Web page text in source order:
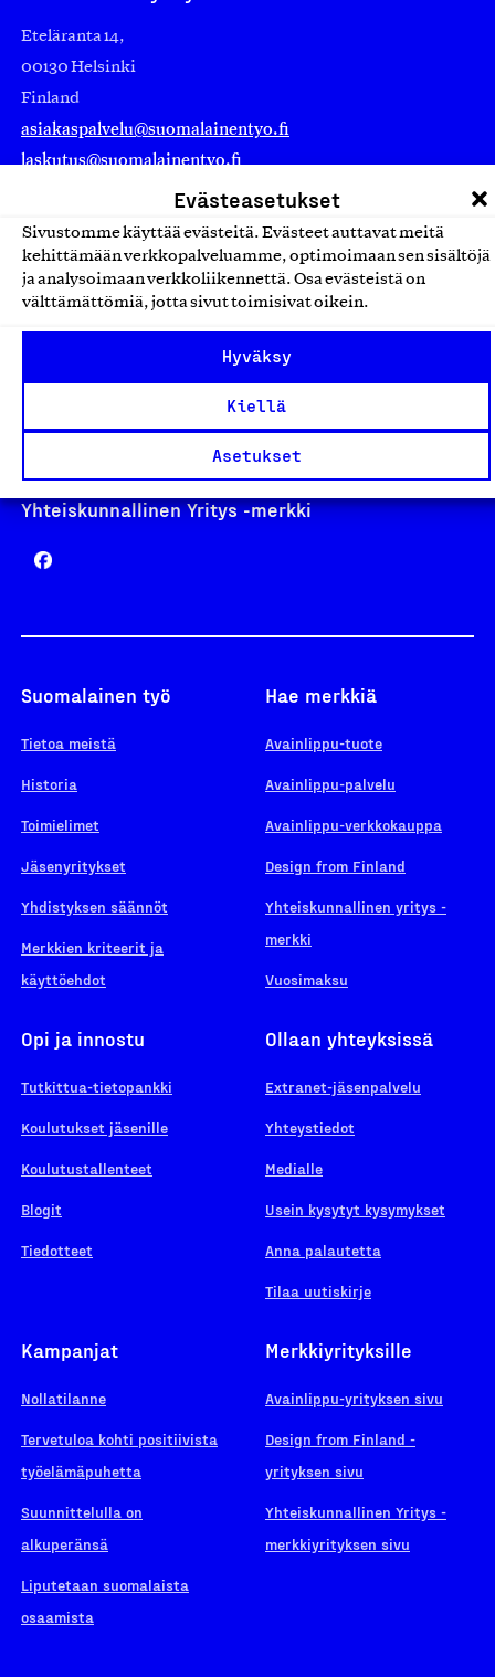
Evästeasetukset
Sivustomme käyttää evästeitä. Evästeet auttavat meitä
kehittämään verkkopalveluamme, optimoimaan sen sisältöjä
ja analysoimaan verkkoliikennettä. Osa evästeistä on
välttämättömiä, jotta sivut toimisivat oikein.
Hyväksy
Kiellä
Asetukset
Eteläranta 14,
00130 Helsinki
Finland
asiakaspalvelu@suomalainentyo.fi
laskutus@suomalainentyo.fi
Avainlippu
Yhteiskunnallinen Yritys -merkki
Suomalainen työ
Tietoa meistä
Historia
Toimielimet
Jäsenyritykset
Yhdistyksen säännöt
Merkkien kriteerit ja
käyttöehdot
Hae merkkiä
Avainlippu-tuote
Avainlippu-palvelu
Avainlippu-verkkokauppa
Design from Finland
Yhteiskunnallinen yritys -
merkki
Vuosimaksu
Opi ja innostu
Tutkittua-tietopankki
Koulutukset jäsenille
Koulutustallenteet
Blogit
Tiedotteet
Ollaan yhteyksissä
Extranet-jäsenpalvelu
Yhteystiedot
Medialle
Usein kysytyt kysymykset
Anna palautetta
Tilaa uutiskirje
Kampanjat
Nollatilanne
Tervetuloa kohti positiivista
työelämäpuhetta
Suunnittelulla on
alkuperänsä
Liputetaan suomalaista
osaamista
Merkkiyrityksille
Avainlippu-yrityksen sivu
Design from Finland -
yrityksen sivu
Yhteiskunnallinen Yritys -
merkkiyrityksen sivu